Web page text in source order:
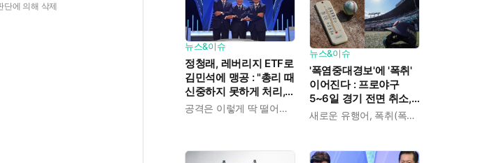
단에 의해 삭제
뉴스&이슈
정청래, 레버리지 ETF로
김민석에 맹공 : "총리 때
신중하지 못하게 처리,
사과 한마디 없다"
공격은 이렇게 딱 떨어지게
뉴스&이슈
'폭염중대경보'에 '폭취'
이어진다 : 프로야구
5~6일 경기 전면 취소,
경복궁 수문장 교대식새로운 유행어, 폭취(폭염취소)